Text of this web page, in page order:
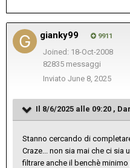
gianky99 9911
Joined: 18-Oct-2008
82835 messaggi
Inviato June 8, 2025
Il 8/6/2025 alle 09:20 ,
Stanno cercando di
Craze... non sia mai che ci sia
filtrare anche il benchè